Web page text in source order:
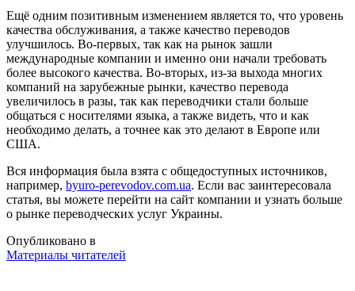
Ещё одним позитивным изменением является то, что уровень
качества обслуживания, а также качество переводов
улучшилось. Во-первых, так как на рынок зашли
международные компании и именно они начали требовать
более высокого качества. Во-вторых, из-за выхода многих
компаний на зарубежные рынки, качество перевода
увеличилось в разы, так как переводчики стали больше
общаться с носителями языка, а также видеть, что и как
необходимо делать, а точнее как это делают в Европе или
США.
Вся информация была взята с общедоступных источников,
например, byuro-perevodov.com.ua. Если вас заинтересовала
статья, вы можете перейти на сайт компании и узнать больше
о рынке переводческих услуг Украины.
Опубликовано в
Материалы читателей